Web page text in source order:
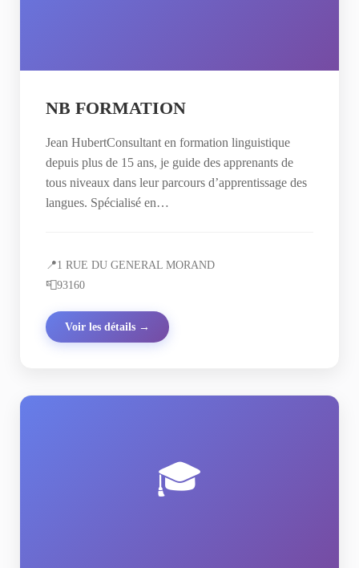
NB FORMATION
Jean HubertConsultant en formation linguistique
depuis plus de 15 ans, je guide des apprenants de
tous niveaux dans leur parcours d’apprentissage des
langues. Spécialisé en…
📍1 RUE DU GENERAL MORAND
📮93160
Voir les détails →
🎓